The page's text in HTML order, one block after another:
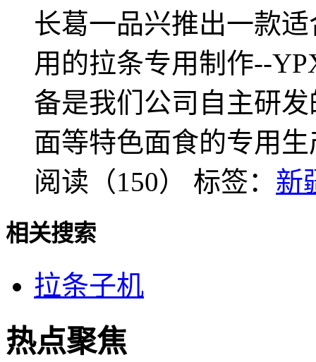
长葛一品兴推出一款
用的拉条专用制作--
备是我们公司自主研
面等特色面食的专用
阅读（150） 标签： 新
相关搜索
拉条子机
热点聚焦